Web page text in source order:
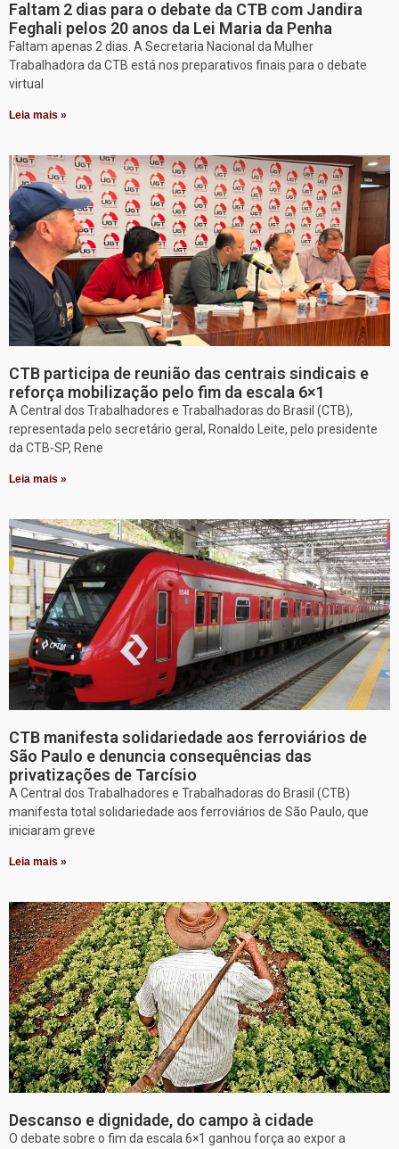
Faltam 2 dias para o debate da CTB com Jandira
Feghali pelos 20 anos da Lei Maria da Penha
Faltam apenas 2 dias. A Secretaria Nacional da Mulher
Trabalhadora da CTB está nos preparativos finais para o debate
virtual
Leia mais »
CTB participa de reunião das centrais sindicais e
reforça mobilização pelo fim da escala 6×1
A Central dos Trabalhadores e Trabalhadoras do Brasil (CTB),
representada pelo secretário geral, Ronaldo Leite, pelo presidente
da CTB-SP, Rene
Leia mais »
CTB manifesta solidariedade aos ferroviários de
São Paulo e denuncia consequências das
privatizações de Tarcísio
A Central dos Trabalhadores e Trabalhadoras do Brasil (CTB)
manifesta total solidariedade aos ferroviários de São Paulo, que
iniciaram greve
Leia mais »
Descanso e dignidade, do campo à cidade
O debate sobre o fim da escala 6×1 ganhou força ao expor a